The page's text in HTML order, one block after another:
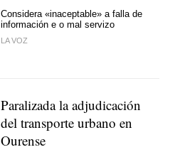
Considera «inaceptable» a falla de
información e o mal servizo
LA VOZ
Paralizada la adjudicación
del transporte urbano en
Ourense